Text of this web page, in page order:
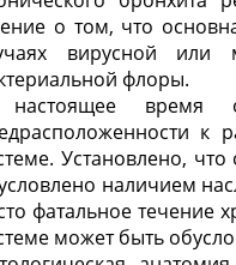
о том, что
вирусной или
флоры.
время
к
Установлено,
наличием
фатальное течение
может быть